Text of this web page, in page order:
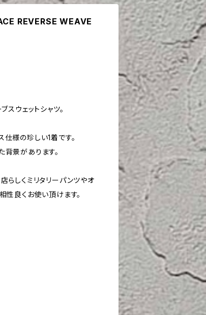
REVERSE WEAVE
スウェットシャツ。
様の珍しい1着です。
景があります。
らしくミリタリーパンツやオ
性良くお使い頂けます。